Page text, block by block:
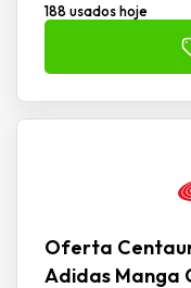
188 usados hoje
Oferta
Adidas Manga